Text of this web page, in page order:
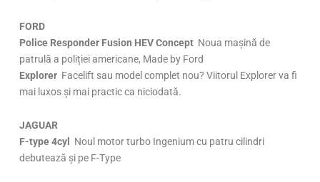
FORD
Police Responder Fusion HEV Concept Noua mașină de
patrulă a poliției americane, Made by Ford
Explorer Facelift sau model complet nou? Viitorul Explorer va fi
mai luxos și mai practic ca niciodată.
JAGUAR
F-type 4cyl Noul motor turbo Ingenium cu patru cilindri
debutează și pe F-Type